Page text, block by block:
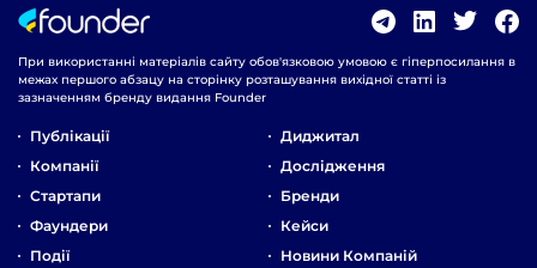
При використанні матеріалів сайту обов'язковою умовою є гіперпосилання в
межах першого абзацу на сторінку розташування вихідної статті із
зазначенням бренду видання Founder
Публікації
Компанії
Стартапи
Фаундери
Події
Диджитал
Дослідження
Бренди
Кейси
Новини Компаній